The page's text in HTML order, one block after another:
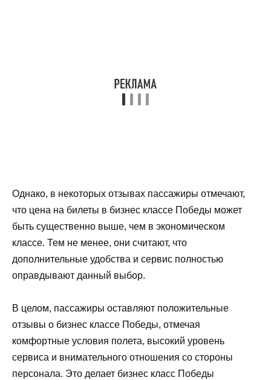
Однако, в некоторых отзывах пассажиры отмечают,
что цена на билеты в бизнес классе Победы может
быть существенно выше, чем в экономическом
классе. Тем не менее, они считают, что
дополнительные удобства и сервис полностью
оправдывают данный выбор.
В целом, пассажиры оставляют положительные
отзывы о бизнес классе Победы, отмечая
комфортные условия полета, высокий уровень
сервиса и внимательного отношения со стороны
персонала. Это делает бизнес класс Победы